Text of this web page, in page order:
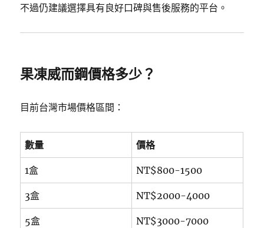
不過仍建議選擇具有良好口碑與售後服務的平台。
果凍威而鋼價格多少？
目前台灣市場價格區間：
數量 價格
1盒 NT$800-1500
3盒 NT$2000-4000
5盒 NT$3000-7000